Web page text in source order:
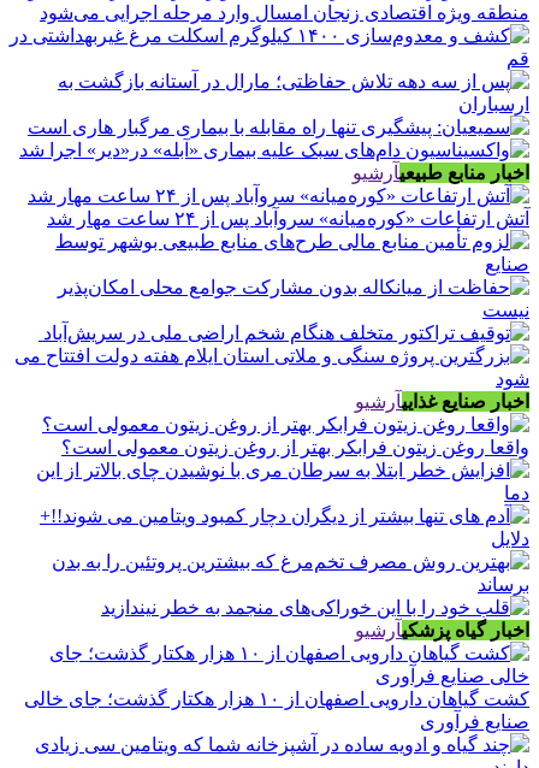
منطقه ویژه اقتصادی زنجان امسال وارد مرحله اجرایی می‌شود
اخبار منابع طبیعیآرشیو
آتش ارتفاعات «کوره‌میانه» سروآباد پس از ۲۴ ساعت مهار شد
اخبار صنایع غذاییآرشیو
واقعا روغن زیتون فرابکر بهتر از روغن زیتون معمولی است؟
اخبار گیاه پزشکیآرشیو
کشت گیاهان دارویی اصفهان از ۱۰ هزار هکتار گذشت؛ جای خالی
صنایع فرآوری